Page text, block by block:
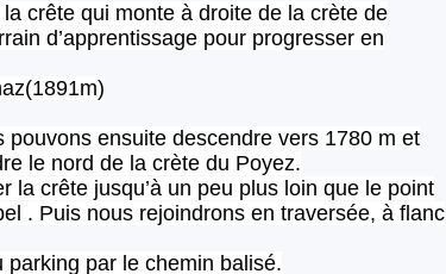
crête qui monte à droite de la crète de
d’apprentissage pour progresser en
pouvons ensuite descendre vers 1780 m et
le nord de la crète du Poyez.
la crête jusqu’à un peu plus loin que le point
. Puis nous rejoindrons en traversée, à flanc
par le chemin balisé.